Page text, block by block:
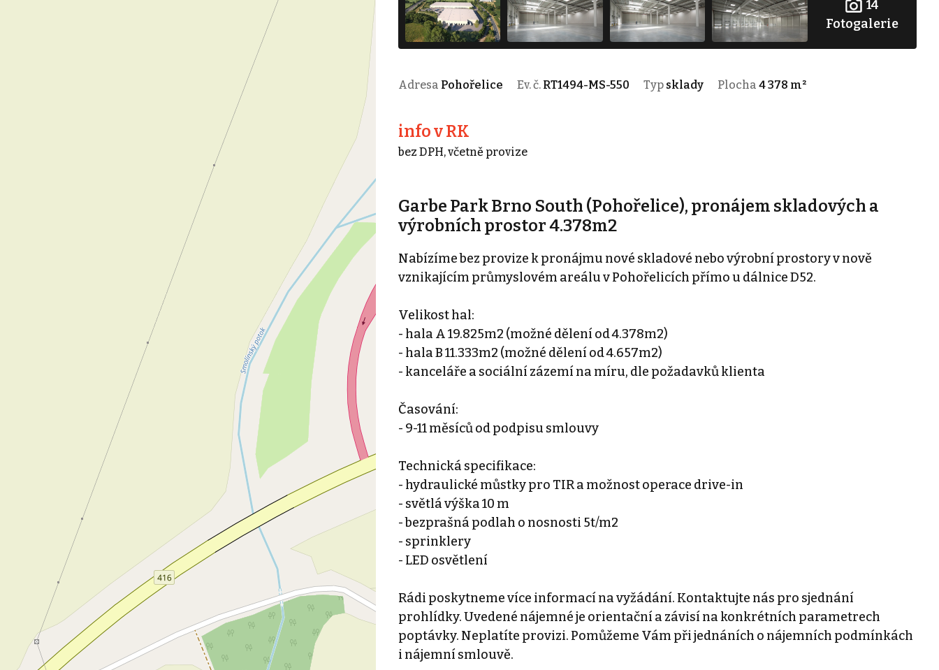
14
Fotogalerie
Adresa Pohořelice Ev. č. RT1494-MS-550 Typ sklady Plocha 4 378 m²
info v RK
bez DPH, včetně provize
Garbe Park Brno South (Pohořelice), pronájem skladových a
výrobních prostor 4.378m2
Nabízíme bez provize k pronájmu nové skladové nebo výrobní prostory v nově
vznikajícím průmyslovém areálu v Pohořelicích přímo u dálnice D52.
Velikost hal:
- hala A 19.825m2 (možné dělení od 4.378m2)
- hala B 11.333m2 (možné dělení od 4.657m2)
- kanceláře a sociální zázemí na míru, dle požadavků klienta
Časování:
- 9-11 měsíců od podpisu smlouvy
Technická specifikace:
- hydraulické můstky pro TIR a možnost operace drive-in
- světlá výška 10 m
- bezprašná podlah o nosnosti 5t/m2
- sprinklery
- LED osvětlení
Rádi poskytneme více informací na vyžádání. Kontaktujte nás pro sjednání
prohlídky. Uvedené nájemné je orientační a závisí na konkrétních parametrech
poptávky. Neplatíte provizi. Pomůžeme Vám při jednáních o nájemních podmínkách
i nájemní smlouvě.